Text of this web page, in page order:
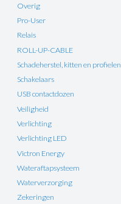
Overig
Pro-User
Relais
ROLL-UP-CABLE
Schadeherstel, kitten en profielen
Schakelaars
USB contactdozen
Veiligheid
Verlichting
Verlichting LED
Victron Energy
Wateraftapsysteem
Waterverzorging
Zekeringen